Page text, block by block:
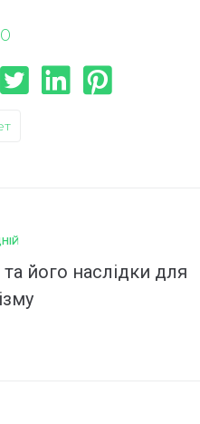
його наслідки для